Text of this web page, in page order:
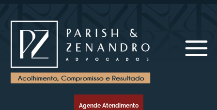
Agende Atendimento